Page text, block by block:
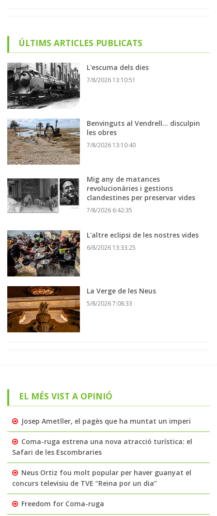
ÚLTIMS ARTICLES PUBLICATS
L'escuma dels dies
7/8/2026 13:10:51
Benvinguts al Vendrell... disculpin
les obres
7/8/2026 13:10:40
Mig any de matances
revolucionàries i gestions
clandestines per preservar vides
7/8/2026 6:42:35
L'altre eclipsi de les nostres vides
6/8/2026 13:33:25
La Verge de les Neus
5/8/2026 7:08:33
EL MÉS VIST A OPINIÓ
Josep Ametller, el pagès que ha muntat un imperi
Coma-ruga estrena una nova atracció turística: el
Safari de les Escombraries
Neus Ortiz fou molt popular per haver guanyat el
concurs televisiu de TVE “Reina por un dia”
Freedom for Coma-ruga